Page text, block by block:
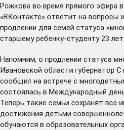
Рожкова во время прямого эфира
«ВКонтакте» ответит на вопросы
продлении для семей статуса
старшему ребенку-студенту 23 лет.
Напомним, о продлении статуса
Ивановской области губернатор
сообщил на встрече с
состоялась в Международный
Теперь такие семьи сохранят все
достижения детьми
обучаются в образовательных